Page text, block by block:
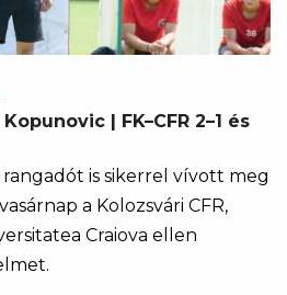
| FK–CFR 2–1 és
is sikerrel vívott meg
a Kolozsvári CFR,
Craiova ellen